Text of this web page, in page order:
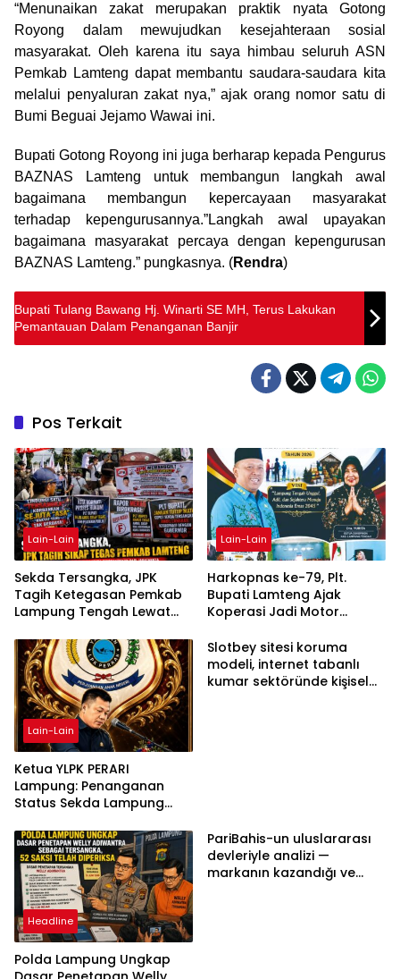
“Menunaikan zakat merupakan praktik nyata Gotong
Royong dalam mewujudkan kesejahteraan sosial
masyarakat. Oleh karena itu saya himbau seluruh ASN
Pemkab Lamteng dapat membantu saudara-saudara kita
melalui penyaluran zakat nya,” ajak orang nomor satu di
Bumi Beguai Jejamo Wawai ini.
Bupati Gotong Royong ini juga berharap kepada Pengurus
BAZNAS Lamteng untuk membangun langkah awal
bagaimana membangun kepercayaan masyarakat
terhadap kepengurusannya.”Langkah awal upayakan
bagaimana masyarakat percaya dengan kepengurusan
BAZNAS Lamteng.” pungkasnya. (Rendra)
Bupati Tulang Bawang Hj. Winarti SE MH, Terus Lakukan
Pemantauan Dalam Penanganan Banjir
Pos Terkait
Lain-Lain
Sekda Tersangka, JPK
Tagih Ketegasan Pemkab
Lampung Tengah Lewat
Lain-Lain
Harkopnas ke-79, Plt.
Bupati Lamteng Ajak
Koperasi Jadi Motor
Lain-Lain
Ketua YLPK PERARI
Lampung: Penanganan
Status Sekda Lampung
Berdasarkan Aturan,
Bukan Tekanan Opini
Slotbey sitesi koruma
modeli, internet tabanlı
kumar sektöründe kişisel
Headline
Polda Lampung Ungkap
PariBahis-un uluslararası
devleriyle analizi —
markanın kazandığı ve